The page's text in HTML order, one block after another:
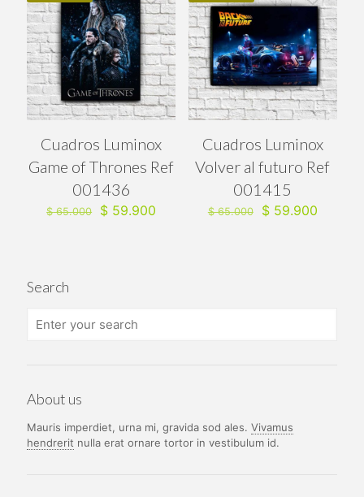
Cuadros Luminox
Game of Thrones Ref
001436
$65.000
El
$ 59.900
Cuadros Luminox
Volver al futuro Ref
001415
$65.000
El
$59.900El
Search
About us
Mauris imperdiet, urna mi, gravida sod ales. Vivamus
hendrerit nulla erat ornare tortor in vestibulum id.